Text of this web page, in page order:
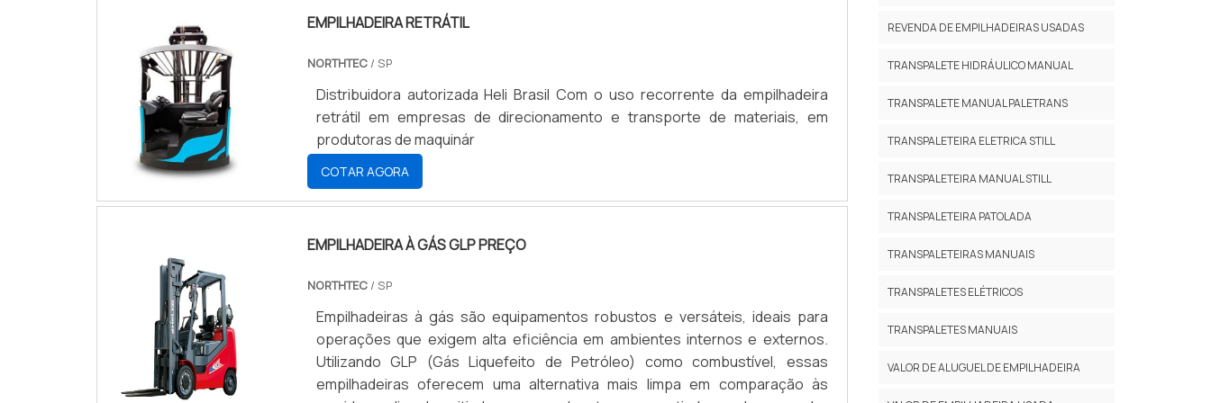
EMPILHADEIRA RETRÁTIL
NORTHTEC/ SP
Distribuidora autorizada Heli Brasil Com o uso recorrente da empilhadeira
retrátil em empresas de direcionamento e transporte de materiais, em
produtoras de maquinár
COTAR AGORA
EMPILHADEIRA À GÁS GLP PREÇO
NORTHTEC/ SP
Empilhadeiras à gás são equipamentos robustos e versáteis, ideais para
operações que exigem alta eficiência em ambientes internos e externos.
Utilizando GLP (Gás Liquefeito de Petróleo) como combustível, essas
empilhadeiras oferecem uma alternativa mais limpa em comparação às
REVENDA DE EMPILHADEIRAS USADAS
TRANSPALETE HIDRÁULICO MANUAL
TRANSPALETE MANUAL PALETRANS
TRANSPALETEIRA ELETRICA STILL
TRANSPALETEIRA MANUAL STILL
TRANSPALETEIRA PATOLADA
TRANSPALETEIRAS MANUAIS
TRANSPALETES ELÉTRICOS
TRANSPALETES MANUAIS
VALOR DE ALUGUEL DE EMPILHADEIRA